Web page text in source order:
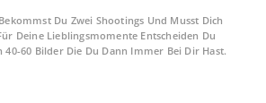
Du Zwei Shootings Und Musst Dich
Deine Lieblingsmomente Entscheiden Du
40-60 Bilder Die Du Dann Immer Bei Dir Hast.